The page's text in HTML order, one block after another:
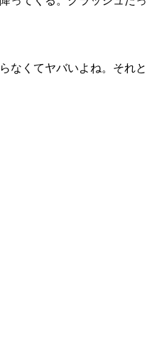
くてヤバいよね。それ